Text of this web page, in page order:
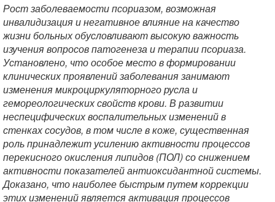
Рост заболеваемости псориазом, возможная
инвалидизация и негативное влияние на качество
жизни больных обусловливают высокую важность
изучения вопросов патогенеза и терапии псориаза.
Установлено, что особое место в формировании
клинических проявлений заболевания занимают
изменения микроциркуляторного русла и
гемореологических свойств крови. В развитии
неспецифических воспалительных изменений в
стенках сосудов, в том числе в коже, существенная
роль принадлежит усилению активности процессов
перекисного окисления липидов (ПОЛ) со снижением
активности показателей антиоксидантной системы.
Доказано, что наиболее быстрым путем коррекции
этих изменений является активация процессов